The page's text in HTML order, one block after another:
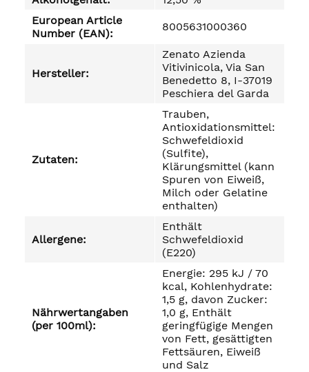
European Article
Number (EAN):
8005631000360
Hersteller:
Zenato Azienda
Vitivinicola, Via San
Benedetto 8, I-37019
Peschiera del Garda
Zutaten:
Trauben,
Antioxidationsmittel:
Schwefeldioxid
(Sulfite),
Klärungsmittel (kann
Spuren von Eiweiß,
Milch oder Gelatine
enthalten)
Allergene:
Enthält
Schwefeldioxid
(E220)
Nährwertangaben
(per 100ml):
Energie: 295 kJ / 70
kcal, Kohlenhydrate:
1,5 g, davon Zucker:
1,0 g, Enthält
geringfügige Mengen
von Fett, gesättigten
Fettsäuren, Eiweiß
und Salz